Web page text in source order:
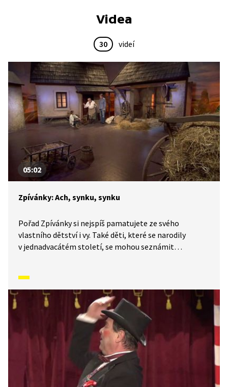
Videa
30 videí
05:02
Zpívánky: Ach, synku, synku
Pořad Zpívánky si nejspíš pamatujete ze svého
vlastního dětství i vy. Také děti, které se narodily
v jednadvacátém století, se mohou seznámit
představíme písničky i dobový kontext, ve kterém
vznikly. V tomto díle se naučíme píseň Ach, synku,